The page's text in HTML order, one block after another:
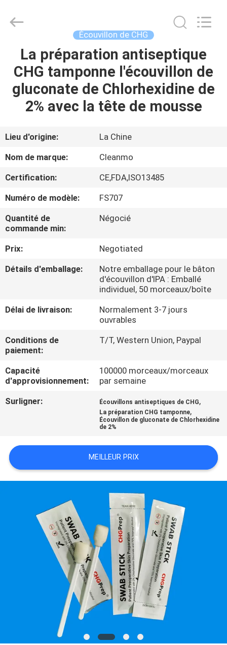
MAISON
PRODUITS
SUJET
DE
NOUS
VISITE
D'USINE
CONTRÔLE
DE
NOUS
NOUVELLES
DEMANDEZ
PLAN
DU
PRIVACY
Technology
Écouvillon de CHG
La préparation antiseptique
CHG tamponne l'écouvillon de
gluconate de Chlorhexidine de
2% avec la tête de mousse
Lieu d'origine:
La Chine
Nom de marque:
Cleanmo
Certification:
CE,FDA,ISO13485
Numéro de modèle:
FS707
Quantité de
commande min:
Négocié
Prix:
Negotiated
Détails d'emballage:
Notre emballage pour le bâton
d'écouvillon d'IPA : Emballé
individuel, 50 morceaux/boîte
Délai de livraison:
Normalement 3-7 jours
ouvrables
Conditions de
paiement:
T/T, Western Union, Paypal
Capacité
d'approvisionnement:
100000 morceaux/morceaux
par semaine
Surligner:
Écouvillons antiseptiques de CHG,
La préparation CHG tamponne,
Écouvillon de gluconate de Chlorhexidine
de 2%
MEILLEUR PRIX